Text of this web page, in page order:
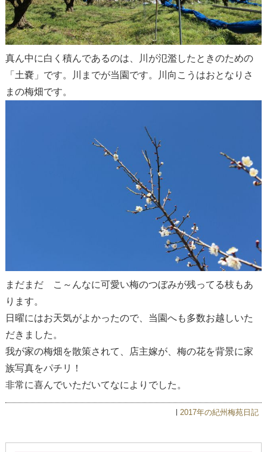
真ん中に白く積んであるのは、川が氾濫したときのための
「土嚢」です。川までが当園です。川向こうはおとなりさ
まの梅畑です。
まだまだ こ～んなに可愛い梅のつぼみが残ってる枝もあ
ります。
日曜にはお天気がよかったので、当園へも多数お越しいた
だきました。
我が家の梅畑を散策されて、店主嫁が、梅の花を背景に家
族写真をパチリ！
非常に喜んでいただいてなによりでした。
2017年の紀州梅苑日記